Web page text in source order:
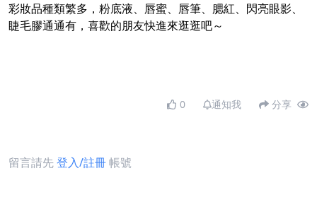
彩妝品種類繁多，粉底液、唇蜜、唇筆、腮紅、閃亮眼影、
睫毛膠通通有，喜歡的朋友快進來逛逛吧～
0 通知我 分享
留言請先登入/註冊帳號